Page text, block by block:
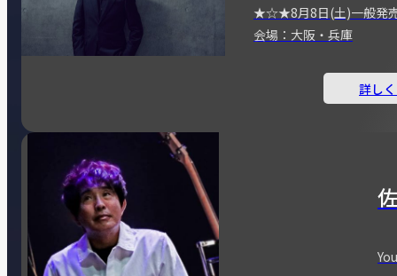
★☆★8月8日(土)一般
会場：大阪・兵庫
詳し